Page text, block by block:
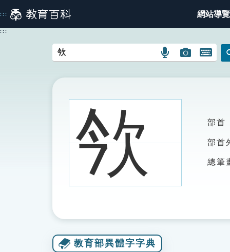
到
主
::: 網站導覽
:::
語
搜
圖
圖
搜
開
鍵
欦 部首
部首
總筆
教育部異體字字典